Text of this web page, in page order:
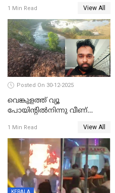
1 Min Read View All
Posted On 30-12-2025
വെങ്കുളത്ത് വ്യൂ
പോയിന്റിൽനിന്നു വീണ്
1 Min Read View All
KERALA